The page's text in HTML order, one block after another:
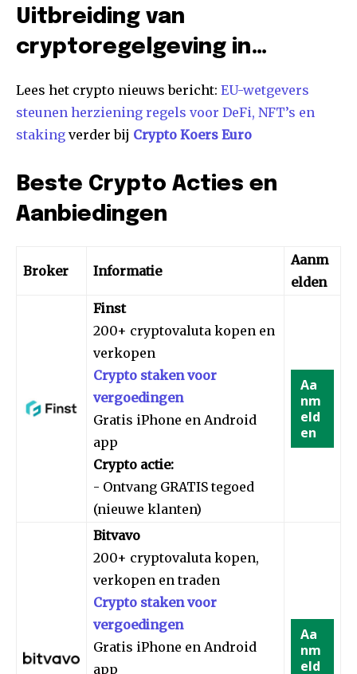
Uitbreiding van
cryptoregelgeving in…
Lees het crypto nieuws bericht: EU-wetgevers
steunen herziening regels voor DeFi, NFT’s en
staking verder bij Crypto Koers Euro
Beste Crypto Acties en
Aanbiedingen
Broker Informatie
Aanm
elden
Finst
200+ cryptovaluta kopen en
verkopen
Crypto staken voor
vergoedingen
Gratis iPhone en Android
app
Crypto actie:
- Ontvang GRATIS tegoed
(nieuwe klanten)
Aa
nm
eld
en
Bitvavo
200+ cryptovaluta kopen,
verkopen en traden
Crypto staken voor
vergoedingen
Gratis iPhone en Android
app
Aa
nm
eld